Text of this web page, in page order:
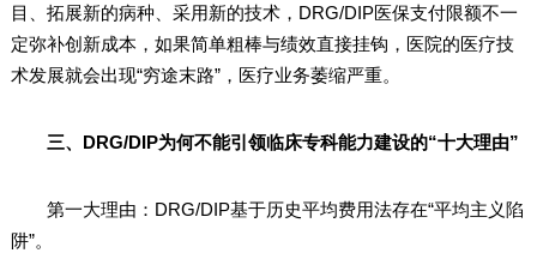
目、拓展新的病种、采用新的技术，DRG/DIP医保支付限额不一
定弥补创新成本，如果简单粗棒与绩效直接挂钩，医院的医疗技
术发展就会出现“穷途末路”，医疗业务萎缩严重。
三、DRG/DIP为何不能引领临床专科能力建设的“十大理由”
第一大理由：DRG/DIP基于历史平均费用法存在“平均主义陷
阱”。